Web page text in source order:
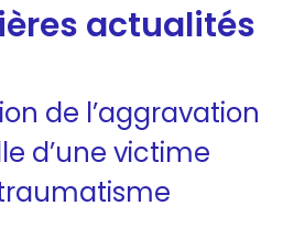
actualités
de l’aggravation
d’une victime